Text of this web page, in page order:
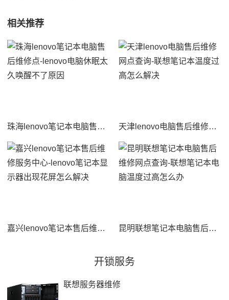
相关推荐
珠海lenovo笔记本电脑售后维修点-lenovo电脑休眠太久唤醒不了原因 天津lenovo电脑售后维修网点查询-联想笔记本温度过高怎么解决
嘉兴lenovo笔记本售后维修服务中心-lenovo笔记本显示器出现花屏怎么解决 昆明联想笔记本电脑售后维修网点查询-联想笔记本电脑温度过高怎么办
开锁服务
联想服务器维修